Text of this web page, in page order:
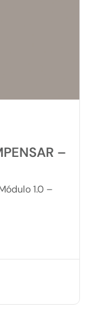
–
1.0 –